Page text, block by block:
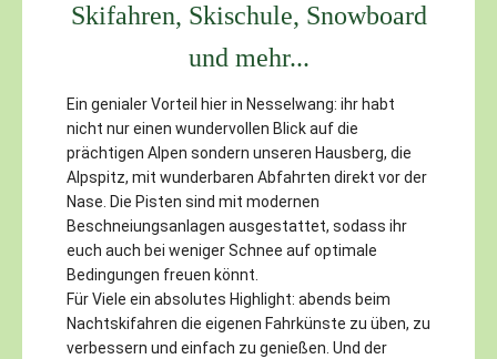
Skifahren, Skischule, Snowboard
und mehr...
Ein genialer Vorteil hier in Nesselwang: ihr habt
nicht nur einen wundervollen Blick auf die
prächtigen Alpen sondern unseren Hausberg, die
Alpspitz, mit wunderbaren Abfahrten direkt vor der
Nase. Die Pisten sind mit modernen
Beschneiungsanlagen ausgestattet, sodass ihr
euch auch bei weniger Schnee auf optimale
Bedingungen freuen könnt.
Für Viele ein absolutes Highlight: abends beim
Nachtskifahren die eigenen Fahrkünste zu üben, zu
verbessern und einfach zu genießen. Und der